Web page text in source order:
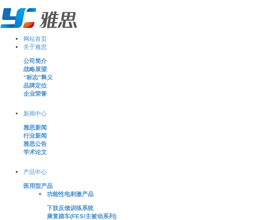
网站首页
关于雅思
公司简介
战略展望
“标志”释义
品牌定位
企业荣誉
新闻中心
雅思新闻
行业新闻
雅思公告
学术论文
产品中心
医用型产品
功能性电刺激产品
下肢反馈训练系统
康复踏车(FES/主被动系列)